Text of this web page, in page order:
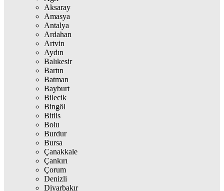
Aksaray
Amasya
Antalya
Ardahan
Artvin
Aydın
Balıkesir
Bartın
Batman
Bayburt
Bilecik
Bingöl
Bitlis
Bolu
Burdur
Bursa
Çanakkale
Çankırı
Çorum
Denizli
Diyarbakır